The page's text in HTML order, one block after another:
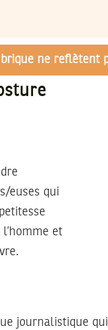
ne reflètent
euses qui
et
journalistique